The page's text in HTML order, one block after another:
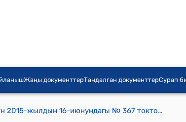
Жаңы документтерТандалган документтерСурап
Кыргыз Республикасынын Өкмөтүнүн 2015-жылдын 16-июнундагы № 367 токтому менен бекитилген "Кыргыз Республикасынын токой секторун реформалоонун багыттарын жана ыкмаларын иштеп чыгуу боюнча иш-чараларды уюштуруу жана өткөрүү жөнүндө ЖОБО"